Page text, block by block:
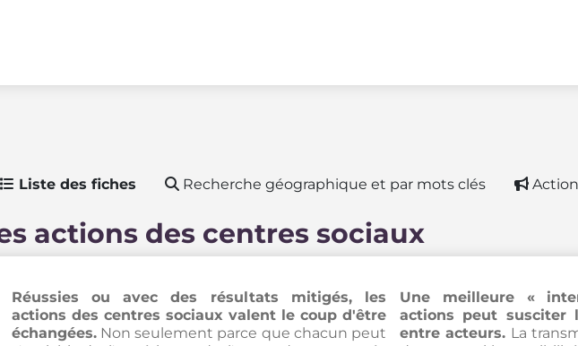
Liste des fiches Recherche géographique et par mots clés
actions des centres sociaux
Réussies ou avec des résultats mitigés, les
actions des centres sociaux valent le coup d'être
échangées.Non seulement parce que chacun peut
Une meilleure «
actions peut susciter
entre acteurs. La